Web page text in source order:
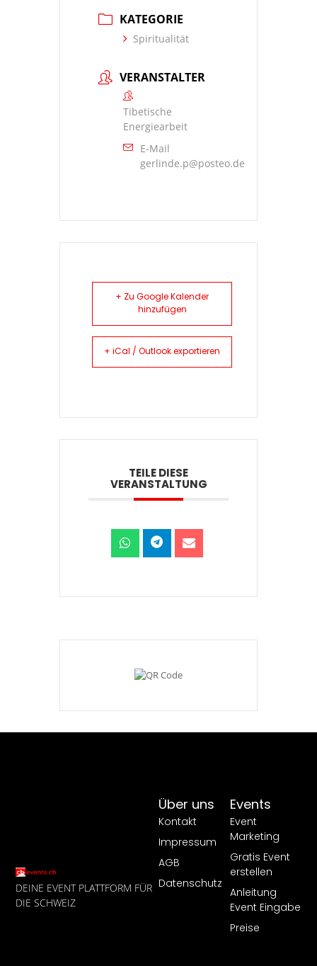
KATEGORIE
Spiritualität
VERANSTALTER
Tibetische
Energiearbeit
E-Mail
gerlinde.p@posteo.de
+ Zu Google Kalender
hinzufügen
+ iCal / Outlook exportieren
TEILE DIESE
VERANSTALTUNG
DEINE EVENT PLATTFORM FÜR
DIE SCHWEIZ
Events
Event
Marketing
Gratis Event
erstellen
Anleitung
Event Eingabe
Preise
Über uns
Kontakt
Impressum
AGB
Datenschutz